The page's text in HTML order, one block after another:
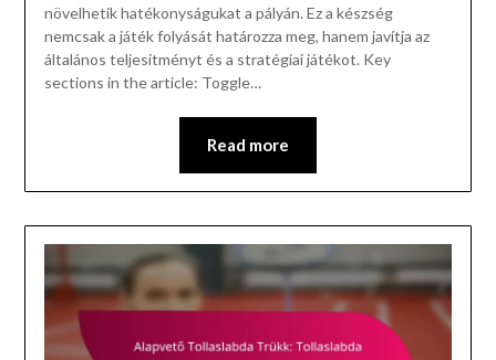
növelhetik hatékonyságukat a pályán. Ez a készség
nemcsak a játék folyását határozza meg, hanem javítja az
általános teljesítményt és a stratégiai játékot. Key
sections in the article: Toggle…
Read more